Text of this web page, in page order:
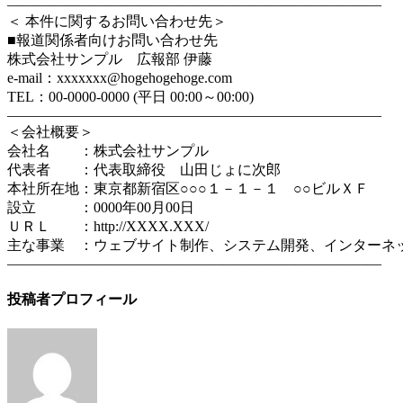
――――――――――――――――――――――――――
＜ 本件に関するお問い合わせ先＞
■報道関係者向けお問い合わせ先
株式会社サンプル 広報部 伊藤
e-mail：xxxxxxx@hogehogehoge.com
TEL：00-0000-0000 (平日 00:00～00:00)
――――――――――――――――――――――――――
＜会社概要＞
会社名 ：株式会社サンプル
代表者 ：代表取締役 山田じょに次郎
本社所在地：東京都新宿区○○○１－１－１ ○○ビルＸＦ
設立 ：0000年00月00日
ＵＲＬ ：http://XXXX.XXX/
主な事業 ：ウェブサイト制作、システム開発、インターネ
――――――――――――――――――――――――――
投稿者プロフィール